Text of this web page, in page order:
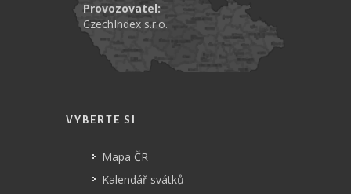
Provozovatel:
CzechIndex s.r.o.
VYBERTE SI
Mapa ČR
Kalendář svátků